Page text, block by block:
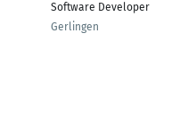
Software Developer
Gerlingen